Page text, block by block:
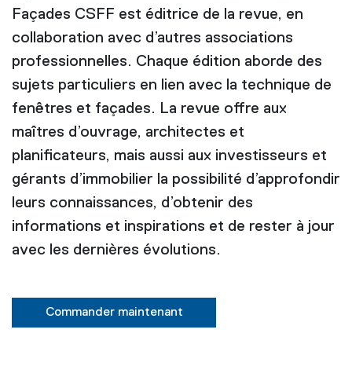
Façades CSFF est éditrice de la revue, en
collaboration avec d’autres associations
professionnelles. Chaque édition aborde des
sujets particuliers en lien avec la technique de
fenêtres et façades. La revue offre aux
maîtres d’ouvrage, architectes et
planificateurs, mais aussi aux investisseurs et
gérants d’immobilier la possibilité d’approfondir
leurs connaissances, d’obtenir des
informations et inspirations et de rester à jour
avec les dernières évolutions.
Commander maintenant